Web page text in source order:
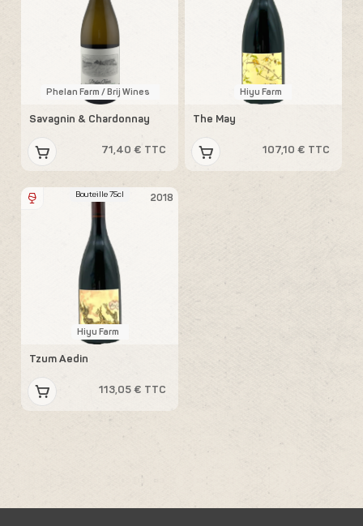
Phelan Farm / Brij Wines
Savagnin & Chardonnay
71,40 € TTC
Hiyu Farm
The May
107,10 € TTC
2018
Bouteille 75cl
Hiyu Farm
Tzum Aedin
113,05 € TTC